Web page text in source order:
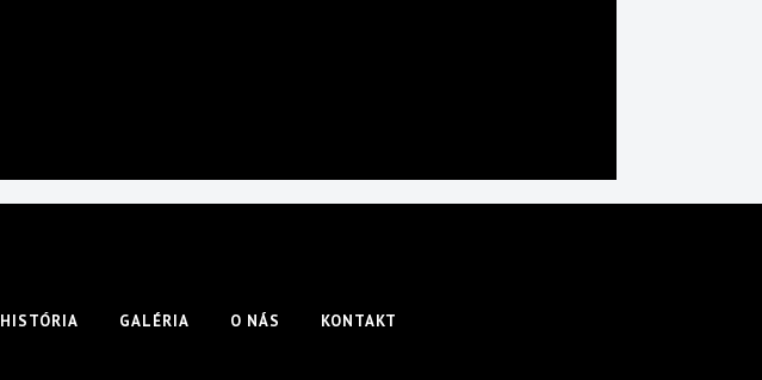
HISTÓRIA GALÉRIA O NÁS KONTAKT